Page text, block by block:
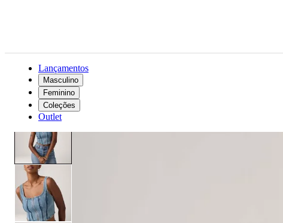
Lançamentos
Masculino
Feminino
Coleções
Outlet
Feminino